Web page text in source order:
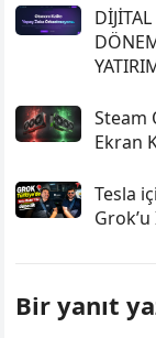
Steam
Ekran
Tesla
Bir yanıt